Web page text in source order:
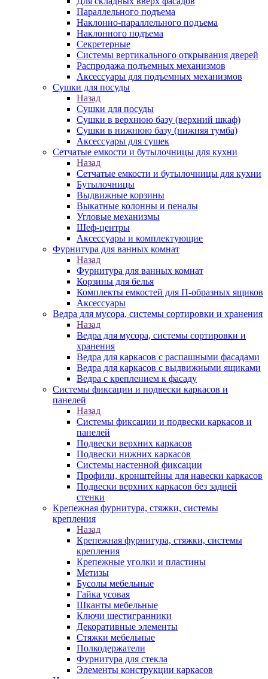
Параллельного подъема
Наклонно-параллельного подъема
Наклонного подъема
Секретерные
Системы вертикального открывания дверей
Распродажа подъемных механизмов
Аксессуары для подъемных механизмов
Сушки для посуды
Назад
Сушки для посуды
Сушки в верхнюю базу (верхний шкаф)
Сушки в нижнюю базу (нижняя тумба)
Аксессуары для сушек
Сетчатые емкости и бутылочницы для кухни
Назад
Сетчатые емкости и бутылочницы для кухни
Бутылочницы
Выдвижные корзины
Выкатные колонны и пеналы
Угловые механизмы
Шеф-центры
Аксессуары и комплектующие
Фурнитура для ванных комнат
Назад
Фурнитура для ванных комнат
Корзины для белья
Комплекты емкостей для П-образных ящиков
Аксессуары
Ведра для мусора, системы сортировки и хранения
Назад
Ведра для мусора, системы сортировки и
хранения
Ведра для каркасов с распашными фасадами
Ведра для каркасов с выдвижными ящиками
Ведра с креплением к фасаду
Системы фиксации и подвески каркасов и
панелей
Назад
Системы фиксации и подвески каркасов и
панелей
Подвески верхних каркасов
Подвески нижних каркасов
Системы настенной фиксации
Профили, кронштейны для навески каркасов
Подвески верхних каркасов без задней
стенки
Крепежная фурнитура, стяжки, системы
крепления
Назад
Крепежная фурнитура, стяжки, системы
крепления
Крепежные уголки и пластины
Метизы
Бусолы мебельные
Гайка усовая
Шканты мебельные
Ключи шестигранники
Декоративные элементы
Стяжки мебельные
Полкодержатели
Фурнитура для стекла
Элементы конструкции каркасов